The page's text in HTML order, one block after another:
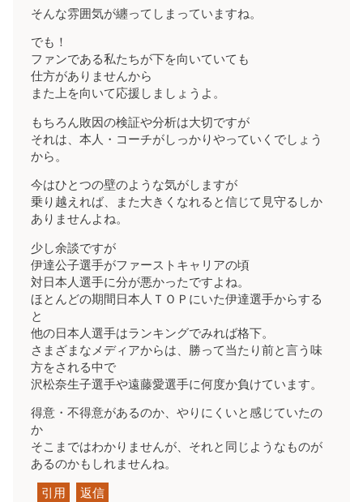
そんな雰囲気が纏ってしまっていますね。
でも！
ファンである私たちが下を向いていても
仕方がありませんから
また上を向いて応援しましょうよ。
もちろん敗因の検証や分析は大切ですが
それは、本人・コーチがしっかりやっていくでしょう
から。
今はひとつの壁のような気がしますが
乗り越えれば、また大きくなれると信じて見守るしか
ありませんよね。
少し余談ですが
伊達公子選手がファーストキャリアの頃
対日本人選手に分が悪かったですよね。
ほとんどの期間日本人ＴＯＰにいた伊達選手からする
と
他の日本人選手はランキングでみれば格下。
さまざまなメディアからは、勝って当たり前と言う味
方をされる中で
沢松奈生子選手や遠藤愛選手に何度か負けています。
得意・不得意があるのか、やりにくいと感じていたの
か
そこまではわかりませんが、それと同じようなものが
あるのかもしれませんね。
引用 返信